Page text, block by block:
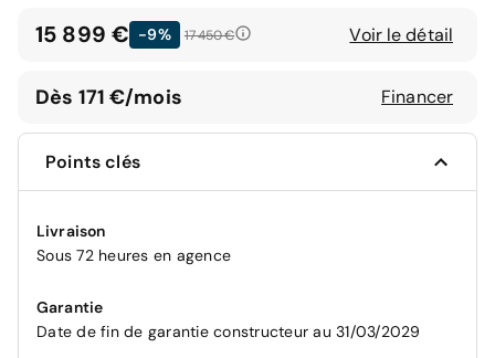
15 899 € -9% 17 450 € Voir le détail
Dès 171 €/mois Financer
Points clés
Livraison
Sous 72 heures en agence
Garantie
Date de fin de garantie constructeur au 31/03/2029